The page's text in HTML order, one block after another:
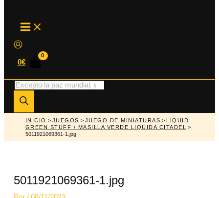
MAIN
MENU
0€
Búsqueda
de
productos
INICIO > JUEGOS > JUEGO DE MINIATURAS > LIQUID
GREEN STUFF / MASILLA VERDE LIQUIDA CITADEL
>
5011921069361-1.jpg
5011921069361-1.jpg